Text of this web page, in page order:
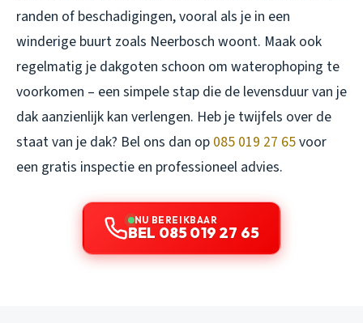
randen of beschadigingen, vooral als je in een
winderige buurt zoals Neerbosch woont. Maak ook
regelmatig je dakgoten schoon om waterophoping te
voorkomen – een simpele stap die de levensduur van je
dak aanzienlijk kan verlengen. Heb je twijfels over de
staat van je dak? Bel ons dan op 085 019 27 65voor
een gratis inspectie en professioneel advies.
NU BEREIKBAAR
BEL 085 019 27 65